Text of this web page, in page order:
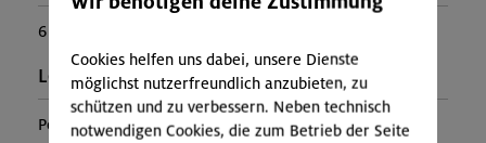
6
Leiter*in:
Peter Abele
Cookies helfen uns dabei, unsere Dienste
möglichst nutzerfreundlich anzubieten, zu
schützen und zu verbessern. Neben technisch
notwendigen Cookies, die zum Betrieb der Seite